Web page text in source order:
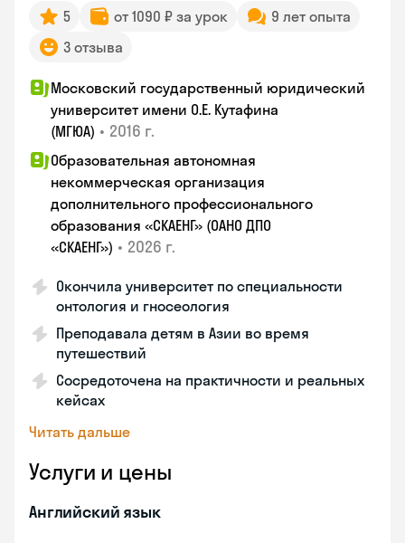
5 от 1090 ₽ за урок
9 лет опыта
3 отзыва
Московский государственный юридический
университет имени О.Е. Кутафина
(МГЮА) • 2016 г.
Образовательная автономная
некоммерческая организация
дополнительного профессионального
образования «СКАЕНГ» (ОАНО ДПО
«СКАЕНГ») • 2026 г.
Окончила университет по специальности
онтология и гносеология
Преподавала детям в Азии во время
путешествий
Сосредоточена на практичности и реальных
кейсах
Читать дальше
Услуги и цены
Английский язык